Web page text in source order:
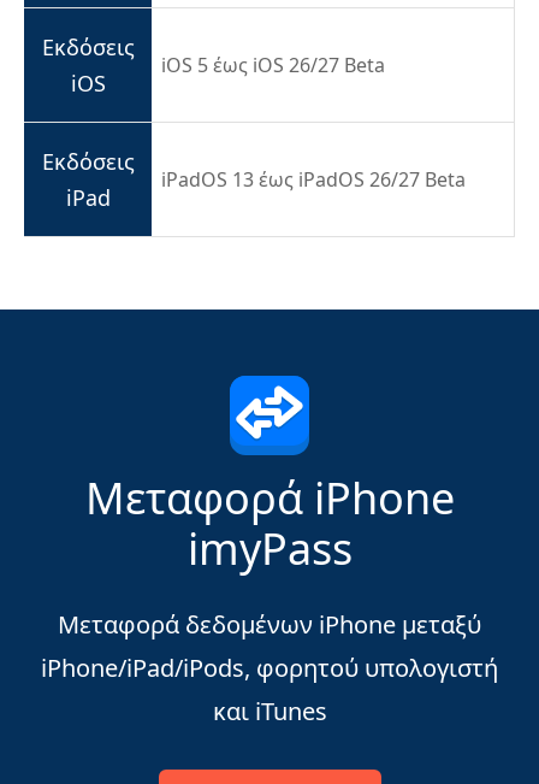
Εκδόσεις
iOS
iOS 5 έως iOS 26/27 Beta
Εκδόσεις
iPad
iPadOS 13 έως iPadOS 26/27 Beta
Μεταφορά iPhone
imyPass
Μεταφορά δεδομένων iPhone μεταξύ
iPhone/iPad/iPods, φορητού υπολογιστή
και iTunes